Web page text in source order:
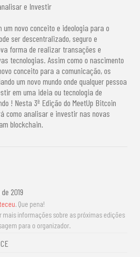
e Investir
novo conceito e ideologia para o
ser descentralizado, seguro e
forma de realizar transações e
tecnologias. Assim como o nascimento
conceito para a comunicação, os
um novo mundo onde qualquer pessoa
em uma ideia ou tecnologia de
! Nesta 3ª Edição do MeetUp Bitcoin
como analisar e investir nas novas
blockchain.
2019
. Que pena!
mais informações sobre as próximas edições
para o organizador.